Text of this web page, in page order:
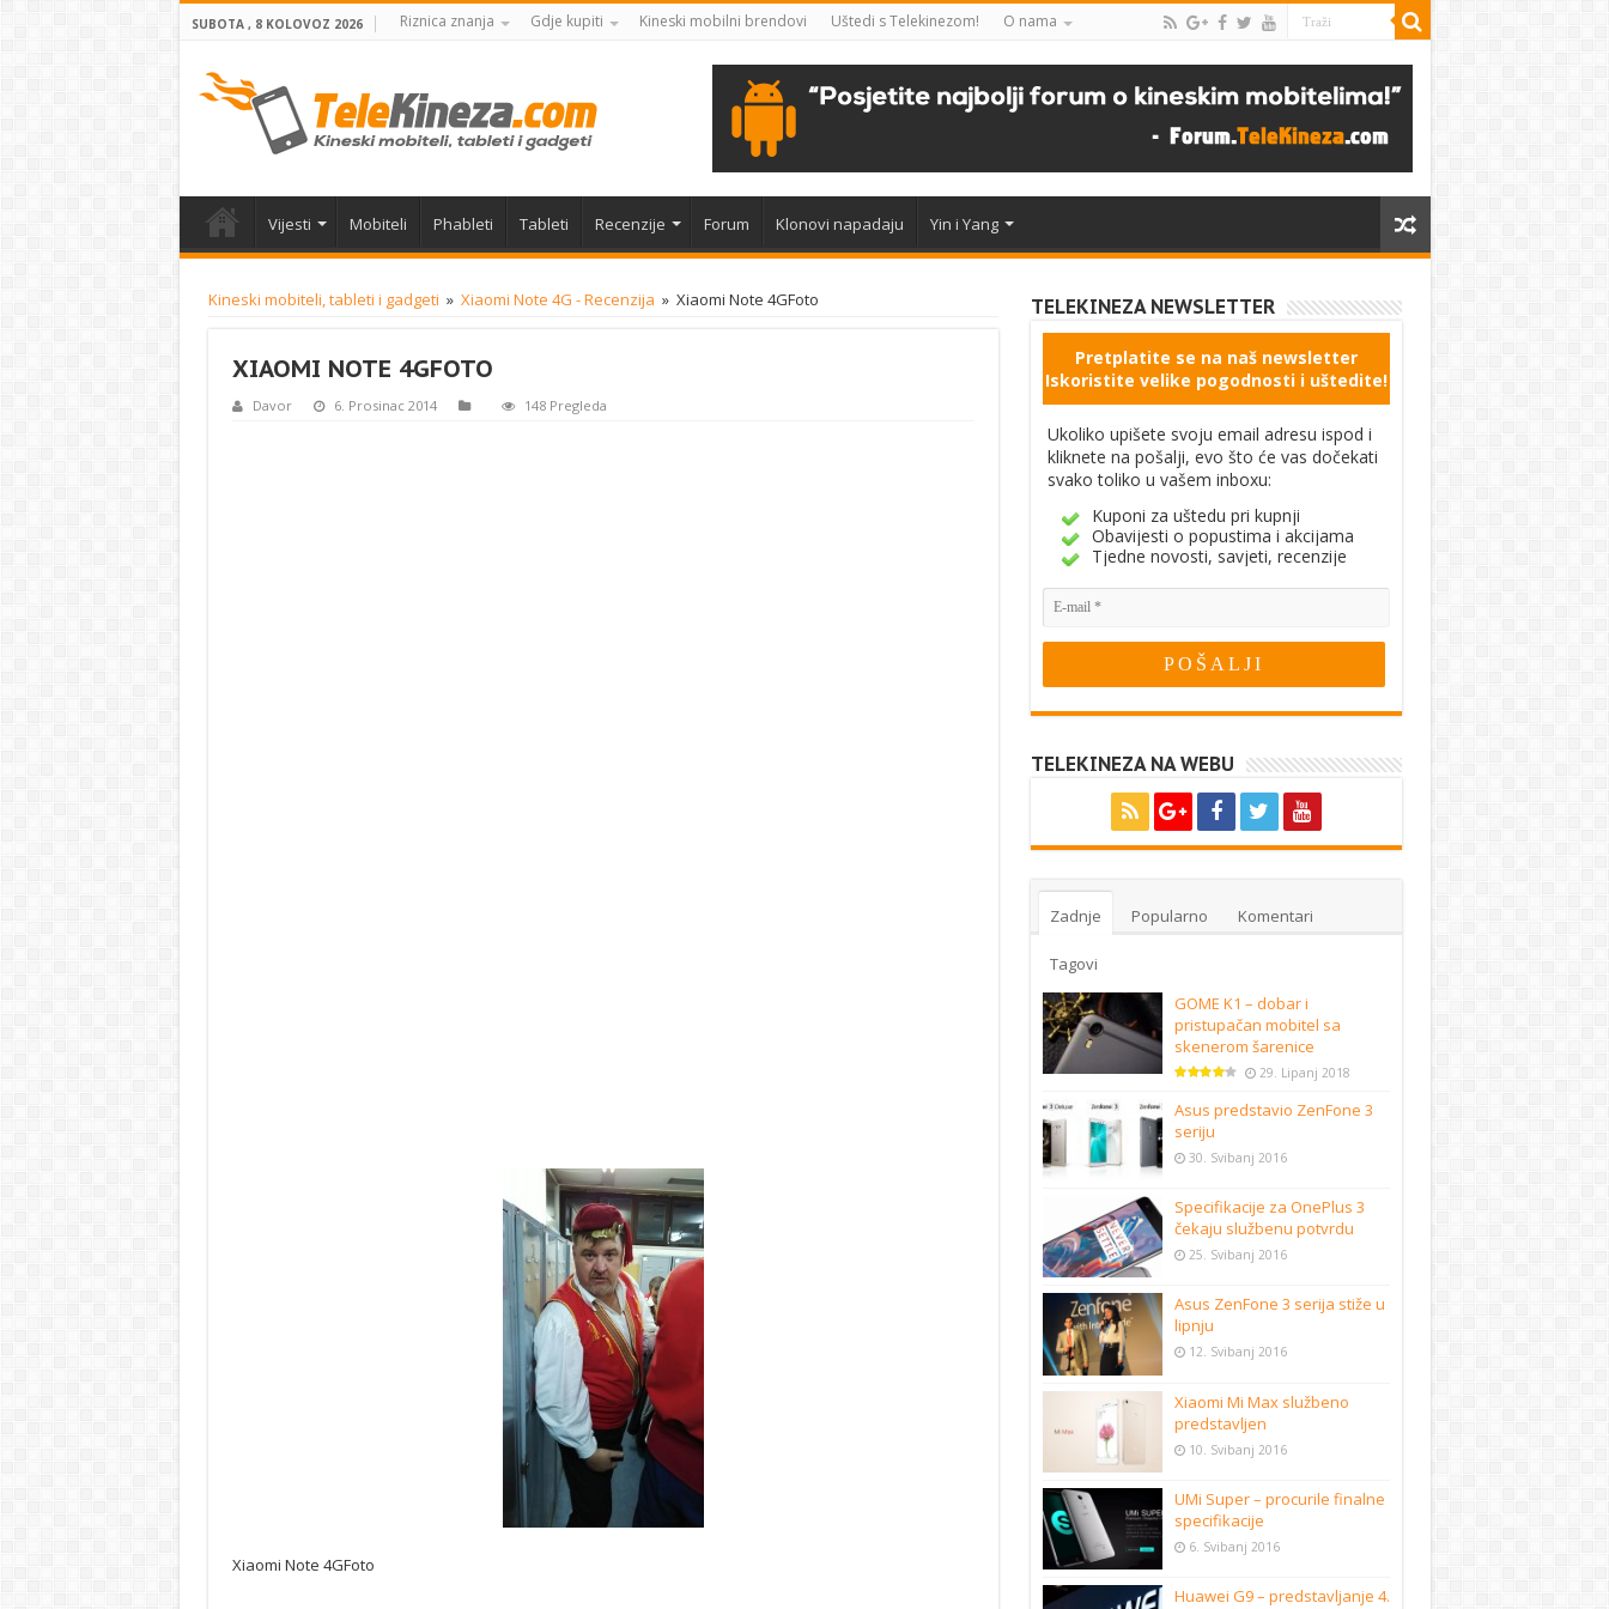
SUBOTA , 8 KOLOVOZ 2026 Riznica znanja Gdje kupiti Kineski mobilni brendovi Uštedi s Telekinezom! O nama
Vijesti Mobiteli Phableti Tableti Recenzije Forum Klonovi napadaju Yin i Yang
Kineski mobiteli, tableti i gadgeti » Xiaomi Note 4G - Recenzija » Xiaomi Note 4GFoto
XIAOMI NOTE 4GFOTO
Davor 6. Prosinac 2014 148 Pregleda
Xiaomi Note 4GFoto
TELEKINEZA NEWSLETTER
Pretplatite se na naš newsletter
Iskoristite velike pogodnosti i uštedite!
Ukoliko upišete svoju email adresu ispod i
kliknete na pošalji, evo što će vas dočekati
svako toliko u vašem inboxu:
Kuponi za uštedu pri kupnji
Obavijesti o popustima i akcijama
Tjedne novosti, savjeti, recenzije
TELEKINEZA NA WEBU
Zadnje Popularno Komentari
Tagovi
GOME K1 – dobar i
pristupačan mobitel sa
skenerom šarenice
29. Lipanj 2018
Asus predstavio ZenFone 3
seriju
30. Svibanj 2016
Specifikacije za OnePlus 3
čekaju službenu potvrdu
25. Svibanj 2016
Asus ZenFone 3 serija stiže u
lipnju
12. Svibanj 2016
Xiaomi Mi Max službeno
predstavljen
10. Svibanj 2016
UMi Super – procurile finalne
specifikacije
6. Svibanj 2016
Huawei G9 – predstavljanje 4.